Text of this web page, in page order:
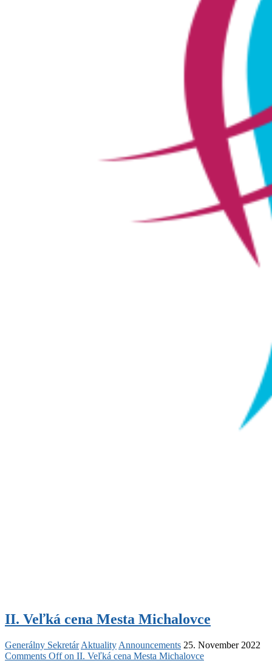
II. Veľká cena Mesta Michalovce
Generálny Sekretár Aktuality Announcements 25. November 2022
Comments Offon II. Veľká cena Mesta Michalovce